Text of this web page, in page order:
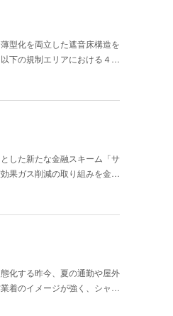
化を両立した遮音床構造を
下の規制エリアにおける４…
した新たな金融スキーム「サ
果ガス削減の取り組みを金…
化する昨今、夏の通勤や屋外
着のイメージが強く、シャ…